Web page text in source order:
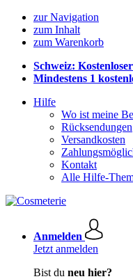
zur Navigation
zum Inhalt
zum Warenkorb
Schweiz:
Mindestens 1
Hilfe
Wo ist meine
Rücksendungen
Versandkosten
Kontakt
Alle Hilfe-
Anmelden
Jetzt anmelden
Bist du neu hier?